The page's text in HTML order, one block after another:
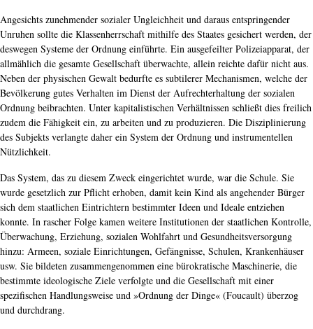
Angesichts zunehmender sozialer Ungleichheit und daraus entspringender
Unruhen sollte die Klassenherrschaft mithilfe des Staates gesichert werden, der
deswegen Systeme der Ordnung einführte. Ein ausgefeilter Polizeiapparat, der
allmählich die gesamte Gesellschaft überwachte, allein reichte dafür nicht aus.
Neben der physischen Gewalt bedurfte es subtilerer Mechanismen, welche der
Bevölkerung gutes Verhalten im Dienst der Aufrechterhaltung der sozialen
Ordnung beibrachten. Unter kapitalistischen Verhältnissen schließt dies freilich
zudem die Fähigkeit ein, zu arbeiten und zu produzieren. Die Disziplinierung
des Subjekts verlangte daher ein System der Ordnung und instrumentellen
Nützlichkeit.
Das System, das zu diesem Zweck eingerichtet wurde, war die Schule. Sie
wurde gesetzlich zur Pflicht erhoben, damit kein Kind als angehender Bürger
sich dem staatlichen Eintrichtern bestimmter Ideen und Ideale entziehen
konnte. In rascher Folge kamen weitere Institutionen der staatlichen Kontrolle,
Überwachung, Erziehung, sozialen Wohlfahrt und Gesundheitsversorgung
hinzu: Armeen, soziale Einrichtungen, Gefängnisse, Schulen, Krankenhäuser
usw. Sie bildeten zusammengenommen eine bürokratische Maschinerie, die
bestimmte ideologische Ziele verfolgte und die Gesellschaft mit einer
spezifischen Handlungsweise und »Ordnung der Dinge« (Foucault) überzog
und durchdrang.